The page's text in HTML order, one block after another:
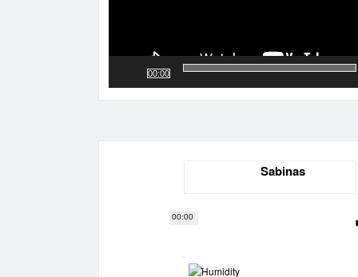
00:00
00:00
Sabinas
-